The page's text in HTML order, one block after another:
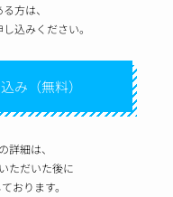
方は、
込みください。
み（無料）
詳細は、
ただいた後に
おります。